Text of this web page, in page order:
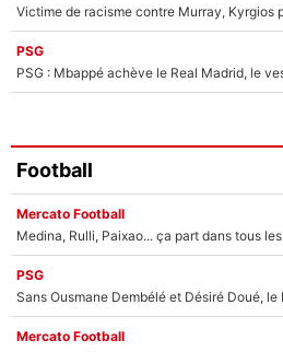
PSG
PSG : Mbappé achève le Real Madrid, le
Football
Mercato Football
PSG
Mercato Football